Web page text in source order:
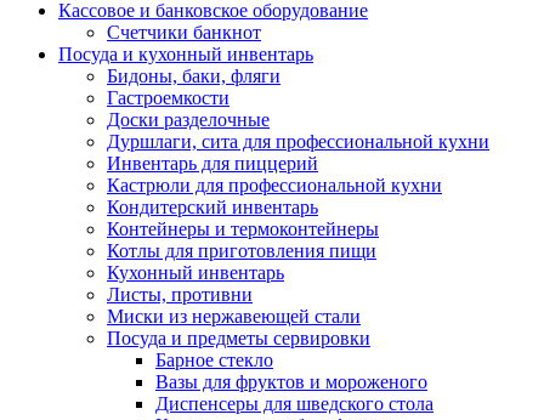
Кассовое и банковское оборудование
Счетчики банкнот
Посуда и кухонный инвентарь
Бидоны, баки, фляги
Гастроемкости
Доски разделочные
Дуршлаги, сита для профессиональной кухни
Инвентарь для пиццерий
Кастрюли для профессиональной кухни
Кондитерский инвентарь
Контейнеры и термоконтейнеры
Котлы для приготовления пищи
Кухонный инвентарь
Листы, противни
Миски из нержавеющей стали
Посуда и предметы сервировки
Барное стекло
Вазы для фруктов и мороженого
Диспенсеры для шведского стола